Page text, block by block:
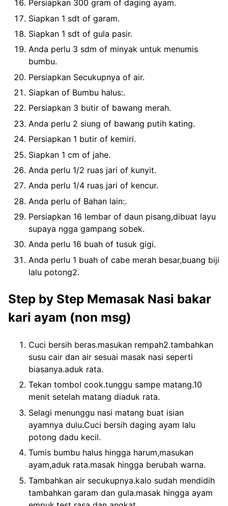
Persiapkan 300 gram of daging ayam.
Siapkan 1 sdt of garam.
Siapkan 1 sdt of gula pasir.
Anda perlu 3 sdm of minyak untuk menumis
bumbu.
Persiapkan Secukupnya of air.
Siapkan of Bumbu halus:.
Persiapkan 3 butir of bawang merah.
Anda perlu 2 siung of bawang putih kating.
Persiapkan 1 butir of kemiri.
Siapkan 1 cm of jahe.
Anda perlu 1/2 ruas jari of kunyit.
Anda perlu 1/4 ruas jari of kencur.
Anda perlu of Bahan lain:.
Persiapkan 16 lembar of daun pisang,dibuat layu
supaya ngga gampang sobek.
Anda perlu 16 buah of tusuk gigi.
Anda perlu 1 buah of cabe merah besar,buang biji
lalu potong2.
Step by Step Memasak Nasi bakar
kari ayam (non msg)
Cuci bersih beras.masukan rempah2.tambahkan
susu cair dan air sesuai masak nasi seperti
biasanya.aduk rata.
Tekan tombol cook.tunggu sampe matang.10
menit setelah matang diaduk rata.
Selagi menunggu nasi matang buat isian
ayamnya dulu.Cuci bersih daging ayam lalu
potong dadu kecil.
Tumis bumbu halus hingga harum,masukan
ayam,aduk rata.masak hingga berubah warna.
Tambahkan air secukupnya.kalo sudah mendidih
tambahkan garam dan gula.masak hingga ayam